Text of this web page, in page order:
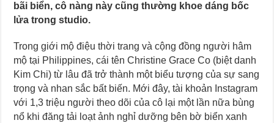
bãi biển, cô nàng này cũng thường khoe dáng bốc
lửa trong studio.
Trong giới mộ điệu thời trang và cộng đồng người hâm
mộ tại Philippines, cái tên Christine Grace Co (biệt danh
Kim Chi) từ lâu đã trở thành một biểu tượng của sự sang
trọng và nhan sắc bất biến. Mới đây, tài khoản Instagram
với 1,3 triệu người theo dõi của cô lại một lần nữa bùng
nổ khi đăng tải loạt ảnh nghỉ dưỡng bên bờ biển xanh